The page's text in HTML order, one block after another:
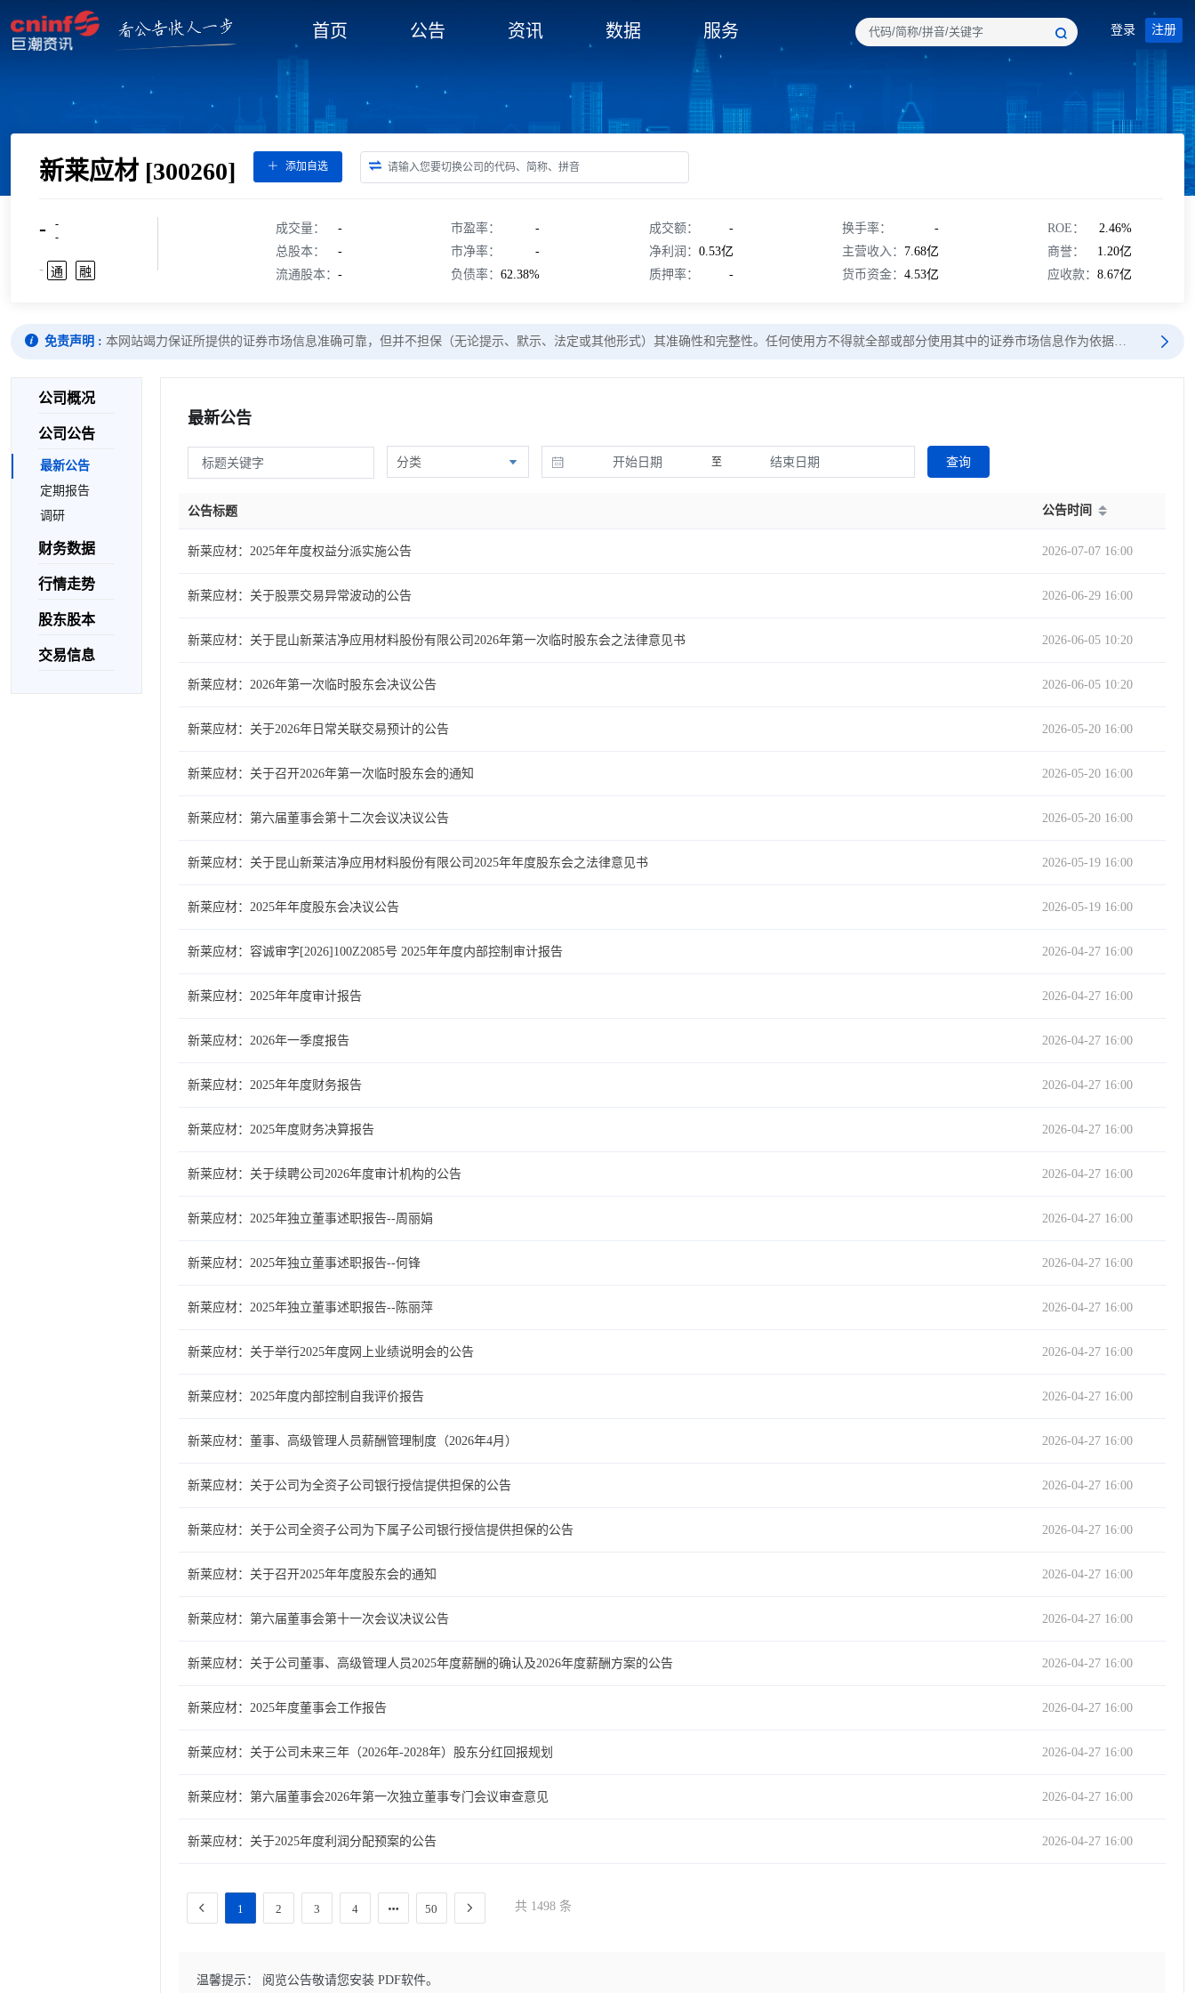
首页 公告 资讯 数据 服务 登录 注册
新莱应材 [300260] 添加自选
-
-
-
- 通 融
成交量：
-
总股本：
-
流通股本：-
市盈率：
-
市净率：
-
负债率：62.38%
成交额：
-
净利润： 0.53亿
质押率：
-
换手率：
-
主营收入： 7.68亿
货币资金： 4.53亿
ROE：
2.46%
商誉：
1.20亿
应收款： 8.67亿
免责声明 : 本网站竭力保证所提供的证券市场信息准确可靠，但并不担保（无论提示、默示、法定或其他形式）其准确性和完整性。任何使用方不得就全部或部分使用其中的证券市场信息作为依据…
公司概况
公司公告
最新公告
定期报告
调研
财务数据
行情走势
股东股本
交易信息
最新公告
分类 至 查询
公告标题 公告时间
新莱应材：2025年年度权益分派实施公告 2026-07-07 16:00
新莱应材：关于股票交易异常波动的公告 2026-06-29 16:00
新莱应材：关于昆山新莱洁净应用材料股份有限公司2026年第一次临时股东会之法律意见书 2026-06-05 10:20
新莱应材：2026年第一次临时股东会决议公告 2026-06-05 10:20
新莱应材：关于2026年日常关联交易预计的公告 2026-05-20 16:00
新莱应材：关于召开2026年第一次临时股东会的通知 2026-05-20 16:00
新莱应材：第六届董事会第十二次会议决议公告 2026-05-20 16:00
新莱应材：关于昆山新莱洁净应用材料股份有限公司2025年年度股东会之法律意见书 2026-05-19 16:00
新莱应材：2025年年度股东会决议公告 2026-05-19 16:00
新莱应材：容诚审字[2026]100Z2085号 2025年年度内部控制审计报告 2026-04-27 16:00
新莱应材：2025年年度审计报告 2026-04-27 16:00
新莱应材：2026年一季度报告 2026-04-27 16:00
新莱应材：2025年年度财务报告 2026-04-27 16:00
新莱应材：2025年度财务决算报告 2026-04-27 16:00
新莱应材：关于续聘公司2026年度审计机构的公告 2026-04-27 16:00
新莱应材：2025年独立董事述职报告--周丽娟 2026-04-27 16:00
新莱应材：2025年独立董事述职报告--何锋 2026-04-27 16:00
新莱应材：2025年独立董事述职报告--陈丽萍 2026-04-27 16:00
新莱应材：关于举行2025年度网上业绩说明会的公告 2026-04-27 16:00
新莱应材：2025年度内部控制自我评价报告 2026-04-27 16:00
新莱应材：董事、高级管理人员薪酬管理制度（2026年4月） 2026-04-27 16:00
新莱应材：关于公司为全资子公司银行授信提供担保的公告 2026-04-27 16:00
新莱应材：关于公司全资子公司为下属子公司银行授信提供担保的公告 2026-04-27 16:00
新莱应材：关于召开2025年年度股东会的通知 2026-04-27 16:00
新莱应材：第六届董事会第十一次会议决议公告 2026-04-27 16:00
新莱应材：关于公司董事、高级管理人员2025年度薪酬的确认及2026年度薪酬方案的公告 2026-04-27 16:00
新莱应材：2025年度董事会工作报告 2026-04-27 16:00
新莱应材：关于公司未来三年（2026年-2028年）股东分红回报规划 2026-04-27 16:00
新莱应材：第六届董事会2026年第一次独立董事专门会议审查意见 2026-04-27 16:00
新莱应材：关于2025年度利润分配预案的公告 2026-04-27 16:00
1 2 3 4 50 共 1498 条
温馨提示： 阅览公告敬请您安装 PDF软件。